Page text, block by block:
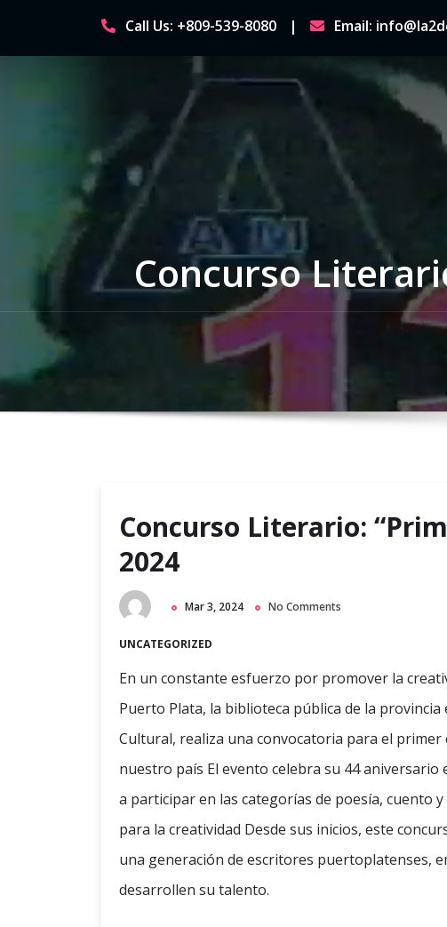
content
Call Us: +809-539-8080 Email:
Concurso
Concurso Literario:
2024
Mar 3, 2024 No Comments
UNCATEGORIZED
En un constante esfuerzo por promover la
Puerto Plata, la biblioteca pública de la
Cultural, realiza una convocatoria para el
nuestro país El evento celebra su 44
a participar en las categorías de poesía, cuento
para la creatividad Desde sus inicios, este
una generación de escritores puertoplatenses,
desarrollen su talento.